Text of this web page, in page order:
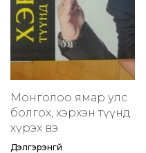
Монголоо ямар улс
болгох, хэрхэн түүнд
хүрэх вэ
Дэлгэрэнгүй